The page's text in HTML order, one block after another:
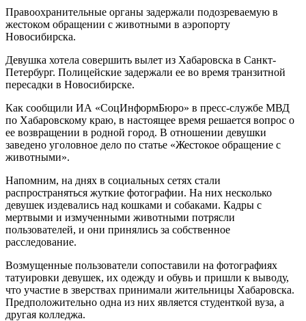
Правоохранительные органы задержали подозреваемую в
жестоком обращении с животными в аэропорту
Новосибирска.
Девушка хотела совершить вылет из Хабаровска в Санкт-
Петербург. Полицейские задержали ее во время транзитной
пересадки в Новосибирске.
Как сообщили ИА «СоцИнформБюро» в пресс-службе МВД
по Хабаровскому краю, в настоящее время решается вопрос о
ее возвращении в родной город. В отношении девушки
заведено уголовное дело по статье «Жестокое обращение с
животными».
Напомним, на днях в социальных сетях стали
распространяться жуткие фотографии. На них несколько
девушек издевались над кошками и собаками. Кадры с
мертвыми и измученными животными потрясли
пользователей, и они принялись за собственное
расследование.
Возмущенные пользователи сопоставили на фотографиях
татуировки девушек, их одежду и обувь и пришли к выводу,
что участие в зверствах принимали жительницы Хабаровска.
Предположительно одна из них является студенткой вуза, а
другая колледжа.